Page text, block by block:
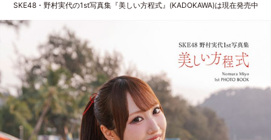
SKE48・野村実代の1st写真集『美しい方程式』(KADOKAWA)は現在発売中